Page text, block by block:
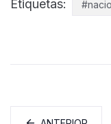
Etiquetas: